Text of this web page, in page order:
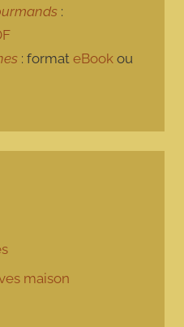
:
: formateBook ou
maison